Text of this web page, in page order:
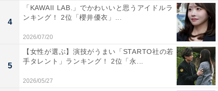
は美味しい有名なお店がたくさんあり、観光地としても
素敵なので」（20代女性／兵庫県）、「九州と言えば福
岡という代表的な地域なので、特に魅力を感じるからで
す」（30代男性／長野県）、「福岡のグルメだったり住
んでみたいところなので憧れです」（50代女性／島根
4
「KAWAII LAB.」でかわいいと思うアイドルラ
ンキング！ 2位「櫻井優衣」...
2026/07/20
5
【女性が選ぶ】演技がうまい「STARTO社の若
手タレント」ランキング！ 2位「永...
2026/05/27